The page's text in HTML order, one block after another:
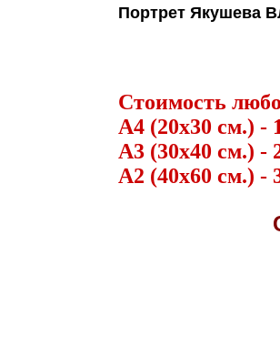
Портрет Якушева
Стоимость
А4 (20х30 см.) -
А3 (30х40 см.) -
А2 (40х60 см.) -